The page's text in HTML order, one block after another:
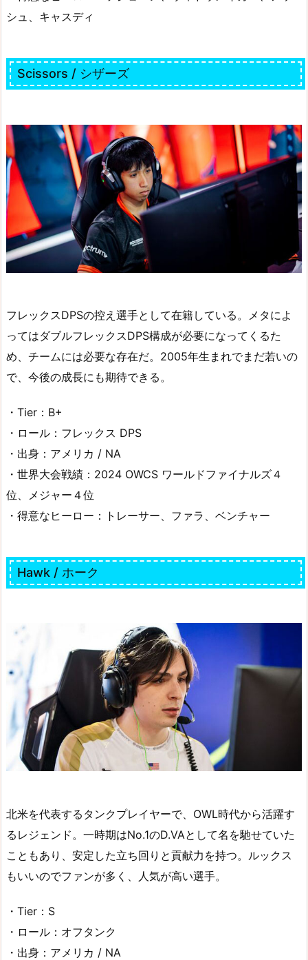
シュ、キャスディ
Scissors / シザーズ
フレックスDPSの控え選手として在籍している。メタによ
ってはダブルフレックスDPS構成が必要になってくるた
め、チームには必要な存在だ。2005年生まれでまだ若いの
で、今後の成長にも期待できる。
・Tier：B+
・ロール：フレックス DPS
・出身：アメリカ / NA
・世界大会戦績：2024 OWCS ワールドファイナルズ４
位、メジャー４位
・得意なヒーロー：トレーサー、ファラ、ベンチャー
Hawk / ホーク
北米を代表するタンクプレイヤーで、OWL時代から活躍す
るレジェンド。一時期はNo.1のD.VAとして名を馳せていた
こともあり、安定した立ち回りと貢献力を持つ。ルックス
もいいのでファンが多く、人気が高い選手。
・Tier：S
・ロール：オフタンク
・出身：アメリカ / NA